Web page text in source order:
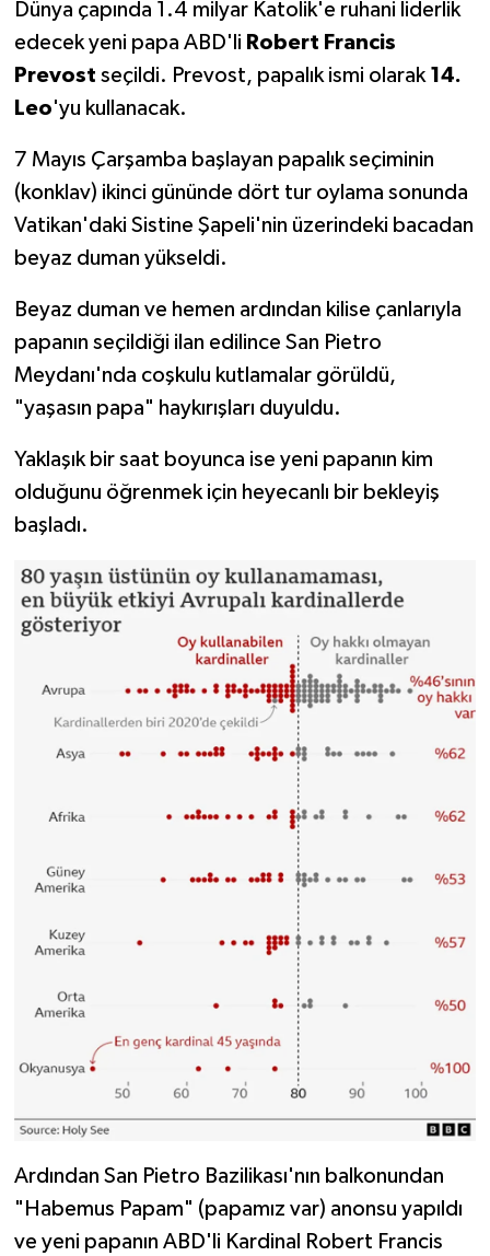
Dünya çapında 1.4 milyar Katolik'e ruhani liderlik
edecek yeni papa ABD'li Robert Francis
Prevost seçildi. Prevost, papalık ismi olarak 14.
Leo'yu kullanacak.
7 Mayıs Çarşamba başlayan papalık seçiminin
(konklav) ikinci gününde dört tur oylama sonunda
Vatikan'daki Sistine Şapeli'nin üzerindeki bacadan
beyaz duman yükseldi.
Beyaz duman ve hemen ardından kilise çanlarıyla
papanın seçildiği ilan edilince San Pietro
Meydanı'nda coşkulu kutlamalar görüldü,
"yaşasın papa" haykırışları duyuldu.
Yaklaşık bir saat boyunca ise yeni papanın kim
olduğunu öğrenmek için heyecanlı bir bekleyiş
başladı.
Ardından San Pietro Bazilikası'nın balkonundan
"Habemus Papam" (papamız var) anonsu yapıldı
ve yeni papanın ABD'li Kardinal Robert Francis